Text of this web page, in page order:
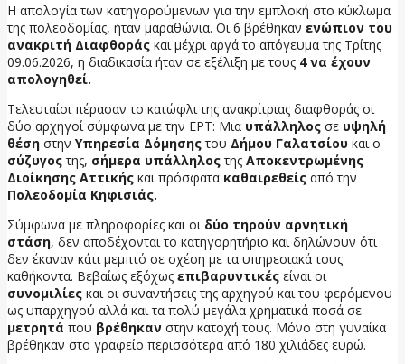
Η απολογία των κατηγορούμενων για την εμπλοκή στο κύκλωμα
της πολεοδομίας, ήταν μαραθώνια. Οι 6 βρέθηκαν ενώπιον του
ανακριτή Διαφθοράς και μέχρι αργά το απόγευμα της Τρίτης
09.06.2026, η διαδικασία ήταν σε εξέλιξη με τους 4 να έχουν
απολογηθεί.
Τελευταίοι πέρασαν το κατώφλι της ανακρίτριας διαφθοράς οι
δύο αρχηγοί σύμφωνα με την ΕΡΤ: Μια υπάλληλος σε υψηλή
θέση στην Υπηρεσία Δόμησηςτου Δήμου Γαλατσίου και ο
σύζυγοςτης, σήμερα υπάλληλοςτης Αποκεντρωμένης
Διοίκησης Αττικής και πρόσφατα καθαιρεθείς από την
Πολεοδομία Κηφισιάς.
Σύμφωνα με πληροφορίες και οιδύο τηρούν αρνητική
στάση, δεν αποδέχονται το κατηγορητήριο και δηλώνουν ότι
δεν έκαναν κάτι μεμπτό σε σχέση με τα υπηρεσιακά τους
καθήκοντα. Βεβαίως εξόχως επιβαρυντικές είναι οι
συνομιλίες και οι συναντήσεις της αρχηγού και του φερόμενου
ως υπαρχηγού αλλά και τα πολύ μεγάλα χρηματικά ποσά σε
μετρητά που βρέθηκαν στην κατοχή τους. Μόνο στη γυναίκα
βρέθηκαν στο γραφείο περισσότερα από 180 χιλιάδες ευρώ.